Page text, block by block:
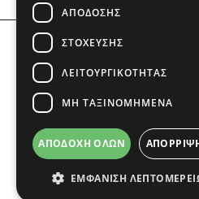
Αριθμός
COPYRIGHT © 2026
ΑΠΌΔΟΣΗΣ
ΣΤΌΧΕΥΣΗΣ
ΛΕΙΤΟΥΡΓΙΚΌΤΗΤΑΣ
ΜΗ ΤΑΞΙΝΟΜΗΜΈΝΑ
ΑΠΟΔΟΧΉ ΌΛΩΝ
ΕΜΦΆΝΙΣΗ